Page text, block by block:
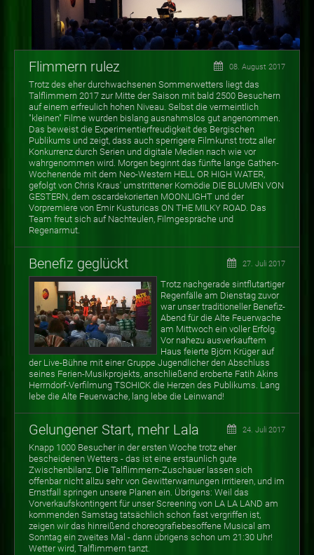
Flimmern rulez 08. August 2017
Trotz des eher durchwachsenen Sommerwetters liegt das
Talflimmern 2017 zur Mitte der Saison mit bald 2500 Besuchern
auf einem erfreulich hohen Niveau. Selbst die vermeintlich
"kleinen" Filme wurden bislang ausnahmslos gut angenommen.
Das beweist die Experimentierfreudigkeit des Bergischen
Publikums und zeigt, dass auch sperrigere Filmkunst trotz aller
Konkurrenz durch Serien und digitale Medien nach wie vor
wahrgenommen wird. Morgen beginnt das fünfte lange Gathen-
Wochenende mit dem Neo-Western HELL OR HIGH WATER,
gefolgt von Chris Kraus' umstrittener Komödie DIE BLUMEN VON
GESTERN, dem oscardekorierten MOONLIGHT und der
Vorpremiere von Emir Kusturicas ON THE MILKY ROAD. Das
Team freut sich auf Nachteulen, Filmgespräche und
Regenarmut.
Benefiz geglückt 27. Juli 2017
Trotz nachgerade sintflutartiger
Regenfälle am Dienstag zuvor
war unser traditioneller Benefiz-
Abend für die Alte Feuerwache
am Mittwoch ein voller Erfolg.
Vor nahezu ausverkauftem
Haus feierte Björn Krüger auf
der Live-Bühne mit einer Gruppe Jugendlicher den Abschluss
seines Ferien-Musikprojekts, anschließend eroberte Fatih Akins
Herrndorf-Verfilmung TSCHICK die Herzen des Publikums. Lang
lebe die Alte Feuerwache, lang lebe die Leinwand!
Gelungener Start, mehr Lala 24. Juli 2017
Knapp 1000 Besucher in der ersten Woche trotz eher
bescheidenen Wetters - das ist eine erstaunlich gute
Zwischenbilanz. Die Talflimmern-Zuschauer lassen sich
offenbar nicht allzu sehr von Gewitterwarnungen irritieren, und im
Ernstfall springen unsere Planen ein. Übrigens: Weil das
Vorverkaufskontingent für unser Screening von LA LA LAND am
kommenden Samstag tatsächlich schon fast vergriffen ist,
zeigen wir das hinreißend choreografiebesoffene Musical am
Sonntag ein zweites Mal - dann übrigens schon um 21:30 Uhr!
Wetter wird, Talflimmern tanzt.